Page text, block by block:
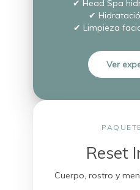
✔ Head Spa
✔
✔ Limpieza
Ver
Reset
Cuerpo, rostro y